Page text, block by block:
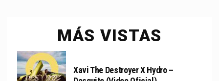
MÁS VISTAS
Xavi The Destroyer X Hydro –